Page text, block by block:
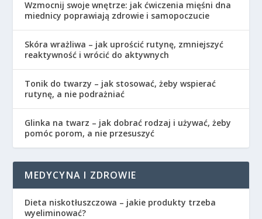
Wzmocnij swoje wnętrze: jak ćwiczenia mięśni dna
miednicy poprawiają zdrowie i samopoczucie
Skóra wrażliwa – jak uprościć rutynę, zmniejszyć
reaktywność i wrócić do aktywnych
Tonik do twarzy – jak stosować, żeby wspierać
rutynę, a nie podrażniać
Glinka na twarz – jak dobrać rodzaj i używać, żeby
pomóc porom, a nie przesuszyć
MEDYCYNA I ZDROWIE
Dieta niskotłuszczowa – jakie produkty trzeba
wyeliminować?